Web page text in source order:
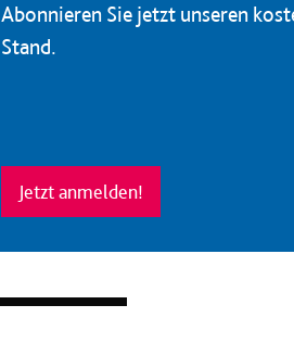
Abonnieren Sie jetzt unseren
Stand.
Jetzt anmelden!